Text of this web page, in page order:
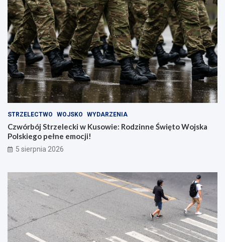
STRZELECTWO WOJSKO WYDARZENIA
Czwórbój Strzelecki w Kusowie: Rodzinne Święto Wojska
Polskiego pełne emocji!
5 sierpnia 2026